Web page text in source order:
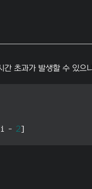
초과가 발생할 수 있으
- 2]